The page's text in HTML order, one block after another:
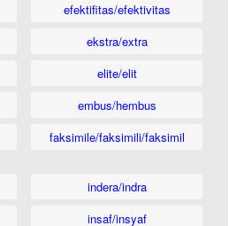
efektifitas/efektivitas
ekstra/extra
elite/elit
embus/hembus
faksimile/faksimili/faksimil
indera/indra
insaf/insyaf